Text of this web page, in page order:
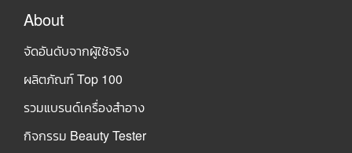
About
จัดอันดับจากผู้ใช้จริง
ผลิตภัณฑ์ Top 100
รวมแบรนด์เครื่องสำอาง
กิจกรรม Beauty Tester